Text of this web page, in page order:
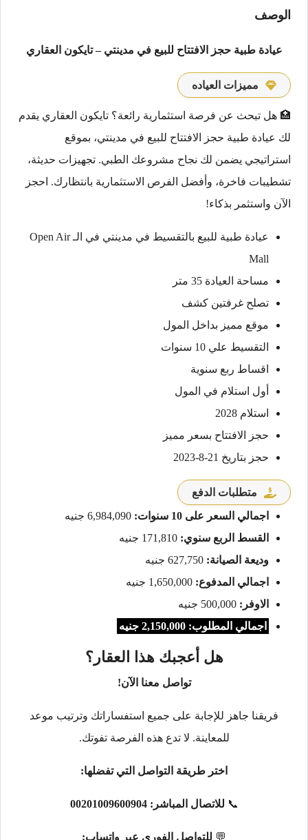
الوصف
عيادة طبية حجز الافتتاح للبيع في مدينتي – تايكون العقاري
مميزات العياده
🏥 هل تبحث عن فرصة استثمارية رائعة؟ تايكون العقاري يقدم
لك عيادة طبية حجز الافتتاح للبيع في مدينتي، بموقع
استراتيجي يضمن لك نجاح مشروعك الطبي. تجهيزات حديثة،
تشطيبات فاخرة، وأفضل الفرص الاستثمارية بانتظارك. احجز
الآن واستثمر بذكاء!
عيادة طبية للبيع بالتقسيط في مدينتي في الـ Open Air
Mall
مساحة العيادة 35 متر
تصلح غرفتين كشف
موقع مميز بداخل المول
التقسيط علي 10 سنوات
اقساط ربع سنوية
أول استلام في المول
استلام 2028
حجز الافتتاح بسعر مميز
حجز بتاريخ 21-8-2023
متطلبات الدفع
اجمالي السعر على 10 سنوات:
6,984,090 جنيه
القسط الربع سنوي:
وديعة الصيانة:
اجمالي المدفوع:
الاوفر:
اجمالي المطلوب: 2,150,000 جنيه
هل أعجبك هذا العقار؟
تواصل معنا الآن!
فريقنا جاهز للإجابة على جميع استفساراتك وترتيب موعد
للمعاينة. لا تدع هذه الفرصة تفوتك.
اختر طريقة التواصل التي تفضلها:
📞 للاتصال المباشر: 00201009600904
💬 للتواصل الفوري عبر واتساب: